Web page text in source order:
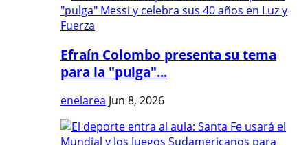
Efraín Colombo presenta su tema
para la "pulga"...
enelarea Jun 8, 2026